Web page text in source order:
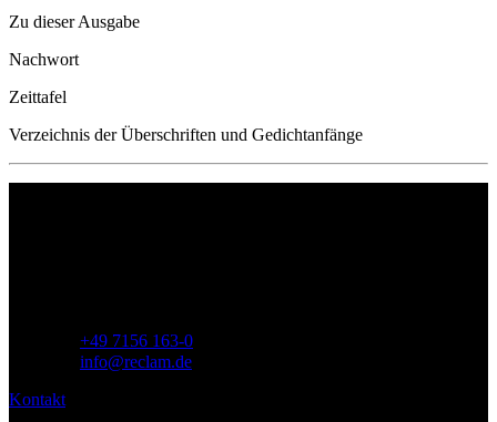
Zu dieser Ausgabe
Nachwort
Zeittafel
Verzeichnis der Überschriften und Gedichtanfänge
+49 7156 163-0
info@reclam.de
Kontakt